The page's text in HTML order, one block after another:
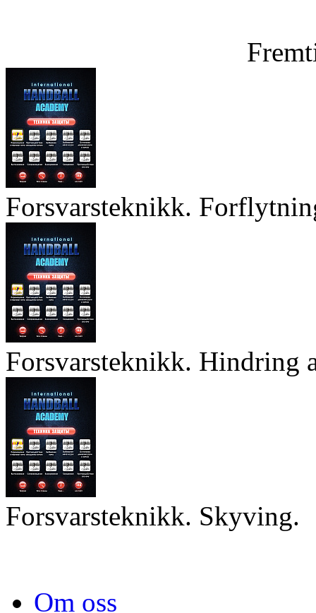
Forsvarsteknikk.
Forsvarsteknikk. Hindring
Forsvarsteknikk. Skyving.
Om oss